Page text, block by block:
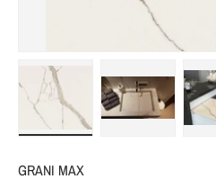
GRANI MAX